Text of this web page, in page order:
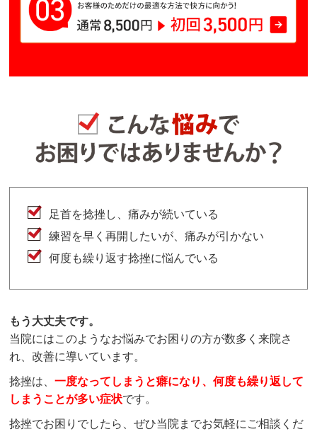
足首を捻挫し、痛みが続いている
練習を早く再開したいが、痛みが引かない
何度も繰り返す捻挫に悩んでいる
もう大丈夫です。
当院にはこのようなお悩みでお困りの方が数多く来院さ
れ、改善に導いています。
捻挫は、一度なってしまうと癖になり、何度も繰り返して
しまうことが多い症状です。
捻挫でお困りでしたら、ぜひ当院までお気軽にご相談くだ